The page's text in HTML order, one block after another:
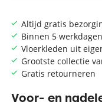
Altijd gratis
Binnen 5
Vloerkleden uit
Grootste collectie
Gratis retourneren
Voor- en